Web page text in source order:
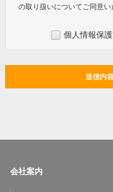
の取り扱いについてご同意い
個人情報保
会社案内